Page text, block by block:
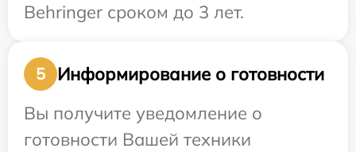
Behringer сроком до 3 лет.
5
Информирование о готовности
Вы получите уведомление о
готовности Вашей техники